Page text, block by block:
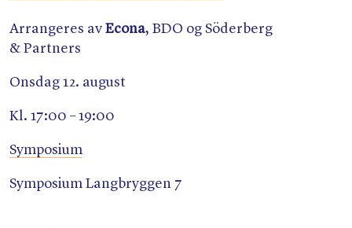
Arrangeres av Econa, BDO og Söderberg
& Partners
Onsdag 12. august
Kl. 17:00 – 19:00
Symposium
Symposium Langbryggen 7